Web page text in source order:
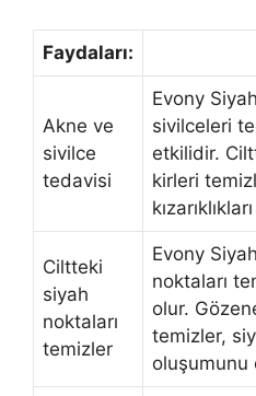
Faydaları:
Akne ve
sivilce
tedavisi
Evony
sivilceleri
etkilidir.
kirleri
Ciltteki
siyah
noktaları
temizler
Evony
noktaları
olur.
temizler,
oluşumunu